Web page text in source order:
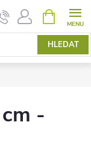
HLEDAT
NÁKUPNÍ
KOŠÍK
-